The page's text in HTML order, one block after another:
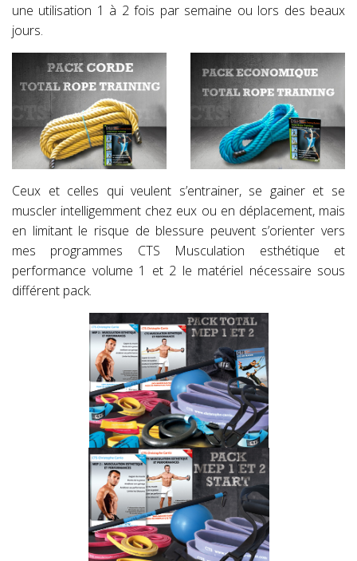
une utilisation 1 à 2 fois par semaine ou lors des beaux
jours.
Ceux et celles qui veulent s’entrainer, se gainer et se
muscler intelligemment chez eux ou en déplacement, mais
en limitant le risque de blessure peuvent s’orienter vers
mes programmes CTS Musculation esthétique et
performance volume 1 et 2 le matériel nécessaire sous
différent pack.